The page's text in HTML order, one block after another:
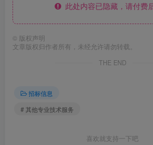
此处内容已隐藏，请付费
© 版权声明
文章版权归作者所有，未经允许请勿转载。
THE END
招标信息
# 其他专业技术服务
喜欢就支持一下吧